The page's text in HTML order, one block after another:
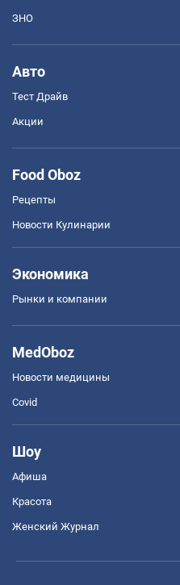
ЗНО
Авто
Тест Драйв
Акции
Food Oboz
Рецепты
Новости Кулинарии
Экономика
Рынки и компании
MedOboz
Новости медицины
Covid
Шоу
Афиша
Красота
Женский Журнал